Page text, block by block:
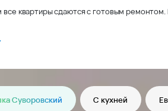
все квартиры сдаются с готовым
Суворовский С кухней